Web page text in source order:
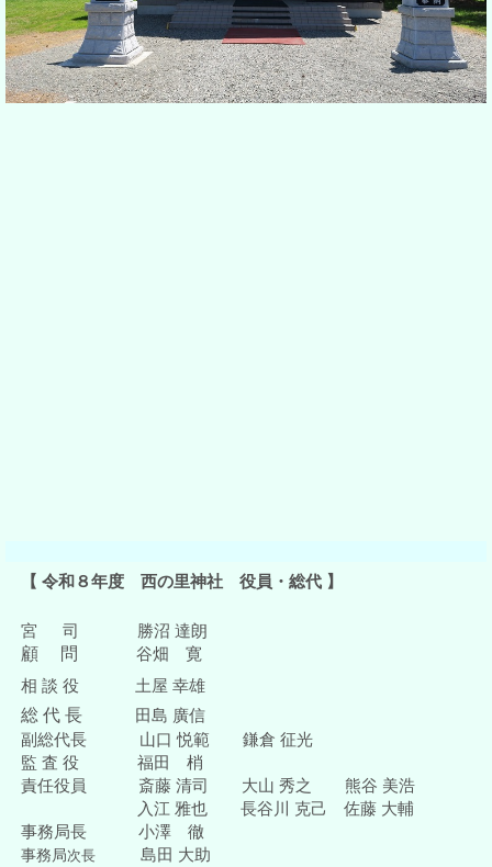
【 令和８年度 西の里神社 役員・総代 】
宮 司 勝沼 達朗
顧 問
谷畑 寛
相 談 役
土屋 幸雄
総 代 長
田島 廣信
副総代長
山口 悦範 鎌倉 征光
監 査 役
福田 梢
責任役員
斎藤 清司 大山 秀之 熊谷 美浩
入江 雅也 長谷川 克己 佐藤 大輔
事務局長
小澤 徹
事務局次長
島田 大助